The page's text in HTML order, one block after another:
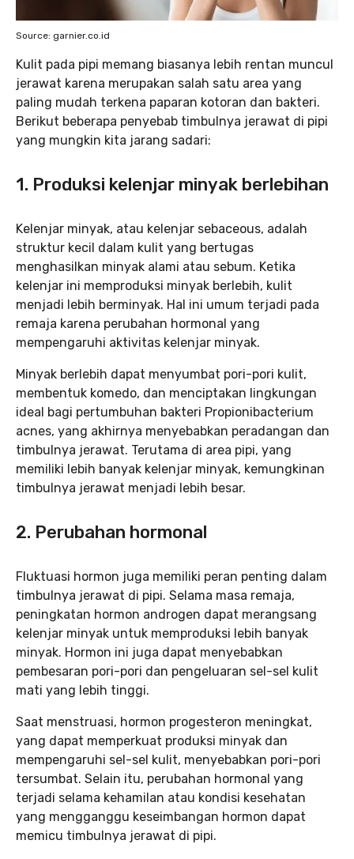
Source: garnier.co.id
Kulit pada pipi memang biasanya lebih rentan muncul
jerawat karena merupakan salah satu area yang
paling mudah terkena paparan kotoran dan bakteri.
Berikut beberapa penyebab timbulnya jerawat di pipi
yang mungkin kita jarang sadari:
1. Produksi kelenjar minyak berlebihan
Kelenjar minyak, atau kelenjar sebaceous, adalah
struktur kecil dalam kulit yang bertugas
menghasilkan minyak alami atau sebum. Ketika
kelenjar ini memproduksi minyak berlebih, kulit
menjadi lebih berminyak. Hal ini umum terjadi pada
remaja karena perubahan hormonal yang
mempengaruhi aktivitas kelenjar minyak.
Minyak berlebih dapat menyumbat pori-pori kulit,
membentuk komedo, dan menciptakan lingkungan
ideal bagi pertumbuhan bakteri Propionibacterium
acnes, yang akhirnya menyebabkan peradangan dan
timbulnya jerawat. Terutama di area pipi, yang
memiliki lebih banyak kelenjar minyak, kemungkinan
timbulnya jerawat menjadi lebih besar.
2. Perubahan hormonal
Fluktuasi hormon juga memiliki peran penting dalam
timbulnya jerawat di pipi. Selama masa remaja,
peningkatan hormon androgen dapat merangsang
kelenjar minyak untuk memproduksi lebih banyak
minyak. Hormon ini juga dapat menyebabkan
pembesaran pori-pori dan pengeluaran sel-sel kulit
mati yang lebih tinggi.
Saat menstruasi, hormon progesteron meningkat,
yang dapat memperkuat produksi minyak dan
mempengaruhi sel-sel kulit, menyebabkan pori-pori
tersumbat. Selain itu, perubahan hormonal yang
terjadi selama kehamilan atau kondisi kesehatan
yang mengganggu keseimbangan hormon dapat
memicu timbulnya jerawat di pipi.